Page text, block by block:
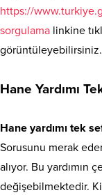
https://
sorgulama linkine
görüntüleyebilirsiniz.
Hane Yardımı
Hane yardımı tek
Sorusunu merak
alıyor. Bu yardımın
değişebilmektedir.